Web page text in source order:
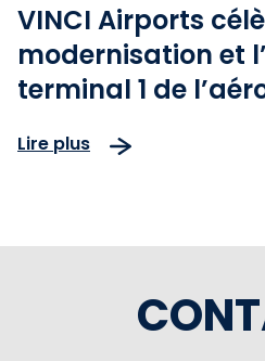
VINCI Airports
modernisation et
terminal 1 de
l'ouverture de
Lire plus